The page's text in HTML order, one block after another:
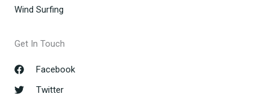
Wind Surfing
Get In Touch
Facebook
Twitter